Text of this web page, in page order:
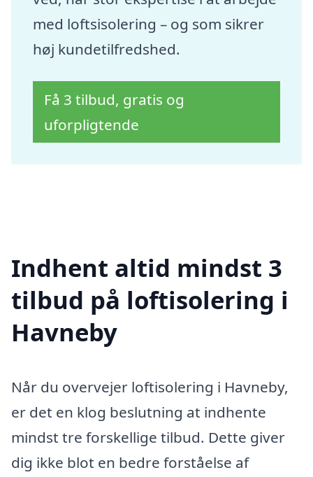
med loftsisolering – og som sikrer
høj kundetilfredshed.
Få 3 tilbud, gratis og
uforpligtende
Indhent altid mindst 3
tilbud på loftisolering i
Havneby
Når du overvejer loftisolering i Havneby,
er det en klog beslutning at indhente
mindst tre forskellige tilbud. Dette giver
dig ikke blot en bedre forståelse af